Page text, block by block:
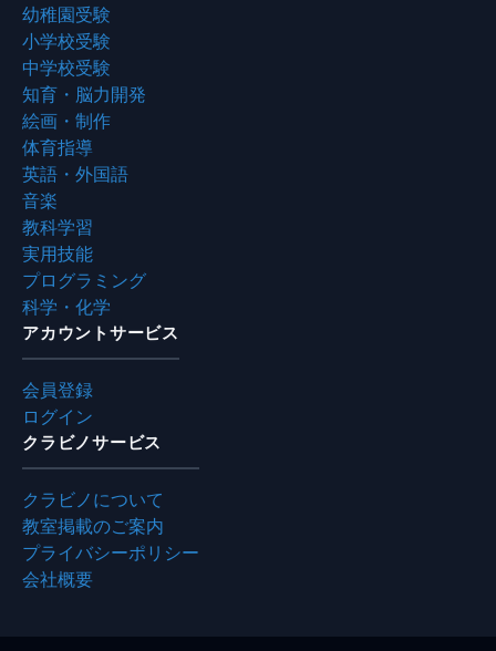
幼稚園受験
小学校受験
中学校受験
知育・脳力開発
絵画・制作
体育指導
英語・外国語
音楽
教科学習
実用技能
プログラミング
科学・化学
アカウントサービス
会員登録
ログイン
クラビノサービス
クラビノについて
教室掲載のご案内
プライバシーポリシー
会社概要